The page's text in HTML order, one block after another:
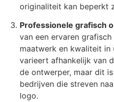
originaliteit kan beperkt
Professionele grafisch
van een ervaren
maatwerk en kwaliteit
varieert afhankelijk van
de ontwerper, maar dit
bedrijven die streven
logo.